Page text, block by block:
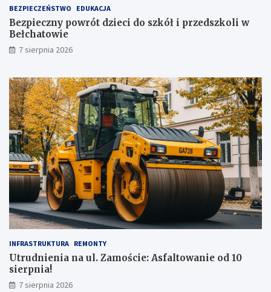
ż
,
t
u
ż
BEZPIECZEŃSTWO EDUKACJA
Bezpieczny powrót dzieci do szkół i przedszkoli w
Bełchatowie
7 sierpnia 2026
INFRASTRUKTURA REMONTY
Utrudnienia na ul. Zamoście: Asfaltowanie od 10
sierpnia!
7 sierpnia 2026